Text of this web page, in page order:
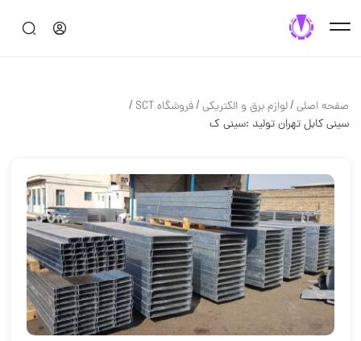
صفحه اصلی/لوازم برق و الكتريكي/فروشگاه SCT /
سینی کابل تهران تولید :سینی ک